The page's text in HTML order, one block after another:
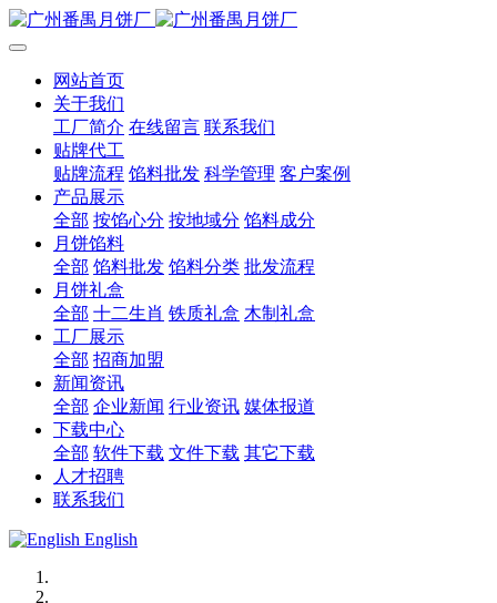
网站首页
关于我们
工厂简介 在线留言 联系我们
贴牌代工
贴牌流程 馅料批发 科学管理 客户案例
产品展示
全部 按馅心分 按地域分 馅料成分
月饼馅料
全部 馅料批发 馅料分类 批发流程
月饼礼盒
全部 十二生肖 铁质礼盒 木制礼盒
工厂展示
全部 招商加盟
新闻资讯
全部 企业新闻 行业资讯 媒体报道
下载中心
全部 软件下载 文件下载 其它下载
人才招聘
联系我们
English